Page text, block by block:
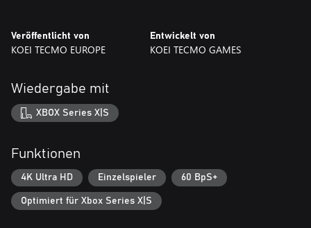
Der Kontinent ist unerforschtes Land, in dem der Spieler mit
zahlreichen Gegenständen und Aktionen seinen Weg formt.
- Spielzyklus
Erkunde den Bereich und sammle Zutaten für die Gegenstand-
Synthese. Diese Gegenstände sind wichtig für die Entwicklung der
Geschichte und können im Kampf und bei der Erkundung
einsetzen, um unterwegs Gegenstände zu erschaffen, und mit der
- Erschaffe unterwegs Gegenstände und passe Basen so an, wie
du es möchtest.
Veröffentlicht von
KOEI TECMO EUROPE
Entwickelt von
KOEI TECMO GAMES
Wiedergabe mit
XBOX Series X|S
Funktionen
4K Ultra HD Einzelspieler 60 BpS+
Optimiert für Xbox Series X|S